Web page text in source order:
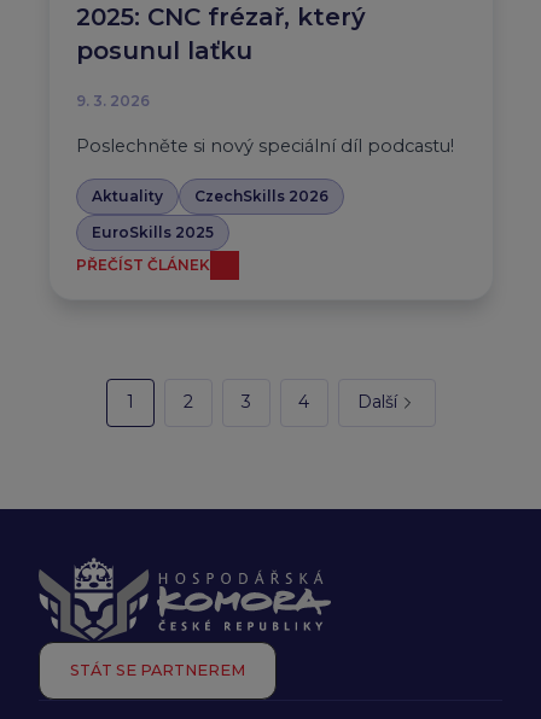
2025: CNC frézař, který
posunul laťku
9. 3. 2026
Poslechněte si nový speciální díl podcastu!
Aktuality
CzechSkills 2026
EuroSkills 2025
PŘEČÍST ČLÁNEK
1 2 3 4 Další
STÁT SE PARTNEREM